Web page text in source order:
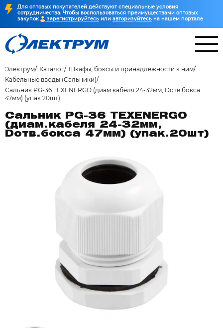
Для оптовых покупателей действуют специальные условия
сотрудничества. Чтобы воспользоваться преимуществами оптовых
закупок
зарегистрируйтесь или авторизуйтесь на нашем портале
Электрум Каталог
Шкафы, боксы и принадлежности к ним
Кабельные вводы (Сальники)
Сальник PG-36 TEXENERGO (диам.кабеля 24-32мм, Dотв.бокса
47мм) (упак.20шт)
Сальник PG-36 TEXENERGO
(диам.кабеля 24-32мм,
Dотв.бокса 47мм) (упак.20шт)